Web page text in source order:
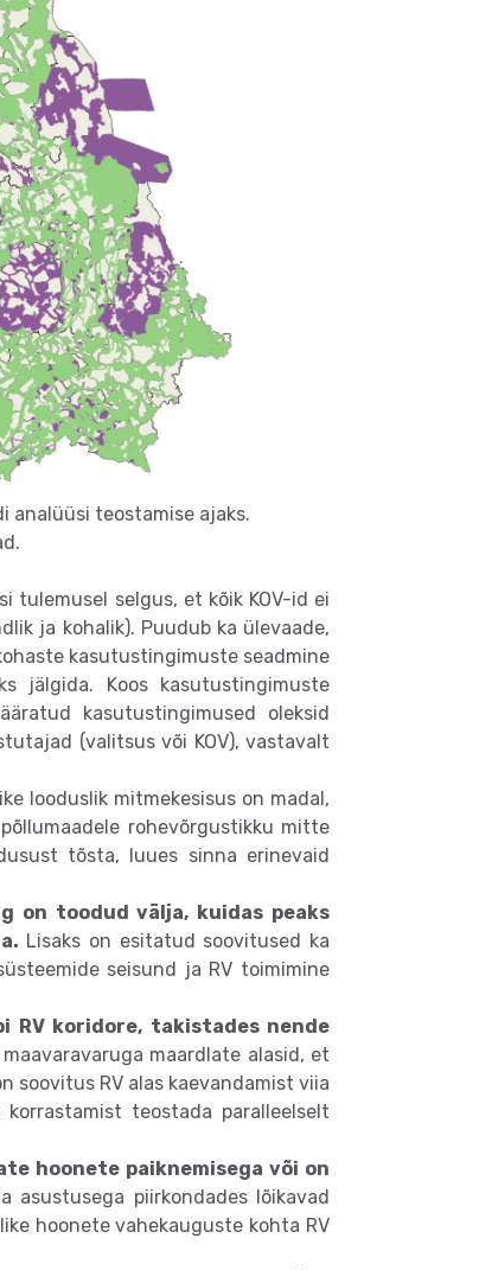
analüüsi teostamise ajaks.
tulemusel selgus, et kõik KOV-id ei
ja kohalik). Puudub ka ülevaade,
kasutustingimuste seadmine
jälgida. Koos kasutustingimuste
kasutustingimused oleksid
(valitsus või KOV), vastavalt
looduslik mitmekesisus on madal,
rohevõrgustikku mitte
tõsta, luues sinna erinevaid
on toodud välja, kuidas peaks
Lisaks on esitatud soovitused ka
seisund ja RV toimimine
RV koridore, takistades nende
maardlate alasid, et
soovitus RV alas kaevandamist viia
teostada paralleelselt
hoonete paiknemisega või on
asustusega piirkondades lõikavad
hoonete vahekauguste kohta RV